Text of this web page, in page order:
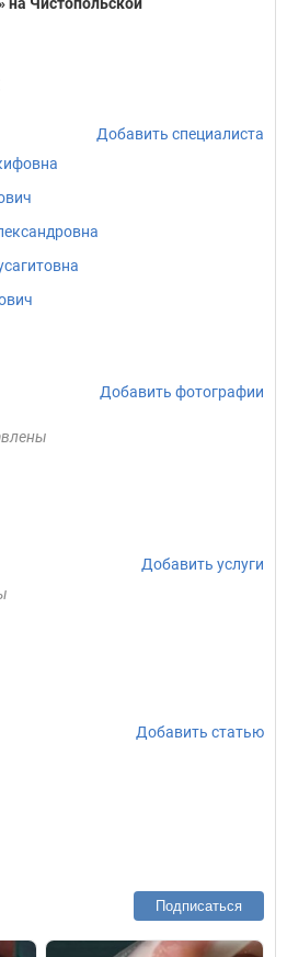
Добавить специалиста
Добавить фотографии
Добавить услуги
Добавить статью
Подписаться